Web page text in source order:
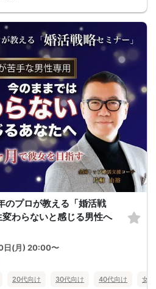
のプロが教える「婚活戦
わらないと感じる男性へ
日(月) 20:00〜
20代向け 30代向け 40代向け 女